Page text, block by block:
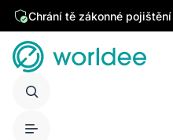
Chrání tě zákonné pojištění